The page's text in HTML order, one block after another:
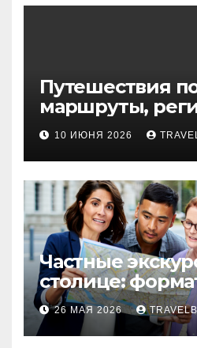
волокна
Путешествия
маршруты,
особенности
10 ИЮНЯ 2026
Частные
столице:
маршруты и
организации
26 МАЯ 2026